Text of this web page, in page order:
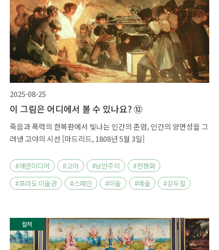
2025-08-25
이 그림은 어디에서 볼 수 있나요? ⑫
죽음과 폭력의 한복판에서 빛나는 인간의 존엄, 인간의 양면성을 그
려낸 고야의 시선 [마드리드, 1808년 5월 3일]
#에덴미디어 #고야 #낭만주의
#전쟁화
#프라도 미술관
#스페인 #미술 #예술 #강두필
컬처